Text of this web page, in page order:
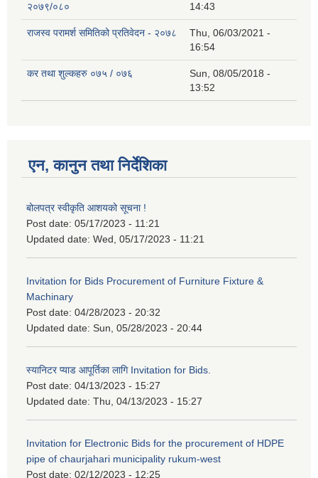
२०७९/०८०
14:43
राजस्व परामर्श समितिको प्रतिवेदन - २०७८
Thu, 06/03/2021 -
16:54
कर तथा शुल्कहरु ०७५ / ०७६
Sun, 08/05/2018 -
13:52
एन, कानुन तथा निर्देशिका
बोलपत्र स्वीकृति आशयको सूचना !
Post date: 05/17/2023 - 11:21
Updated date: Wed, 05/17/2023 - 11:21
Invitation for Bids Procurement of Furniture Fixture &
Machinary
Post date: 04/28/2023 - 20:32
Updated date: Sun, 05/28/2023 - 20:44
स्यानिटर प्याड आपूर्तिका लागि Invitation for Bids.
Post date: 04/13/2023 - 15:27
Updated date: Thu, 04/13/2023 - 15:27
Invitation for Electronic Bids for the procurement of HDPE
pipe of chaurjahari municipality rukum-west
Post date: 02/12/2023 - 12:25